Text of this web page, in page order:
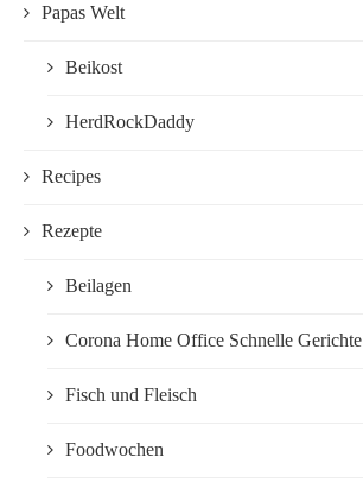
Papas Welt
Beikost
HerdRockDaddy
Recipes
Rezepte
Beilagen
Corona Home Office Schnelle Gerichte
Fisch und Fleisch
Foodwochen